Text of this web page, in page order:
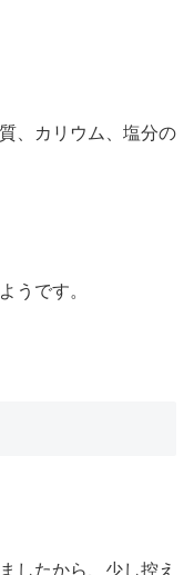
、カリウム、塩分の
うです。
したから、少し控え